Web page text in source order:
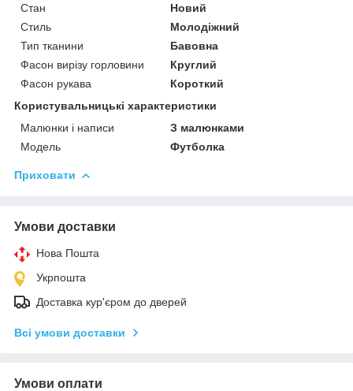
Стан
Новий
Стиль
Молодіжний
Тип тканини
Бавовна
Фасон вирізу горловини
Круглий
Фасон рукава
Короткий
Користувальницькі характеристики
Малюнки і написи
З малюнками
Модель
Футболка
Приховати
Умови доставки
Нова Пошта
Укрпошта
Доставка кур'єром до дверей
Всі умови доставки
Умови оплати